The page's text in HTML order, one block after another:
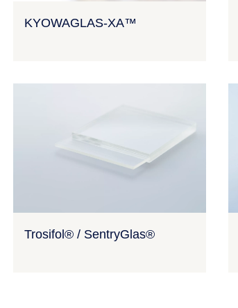
KYOWAGLAS-XA™
Trosifol® / SentryGlas®